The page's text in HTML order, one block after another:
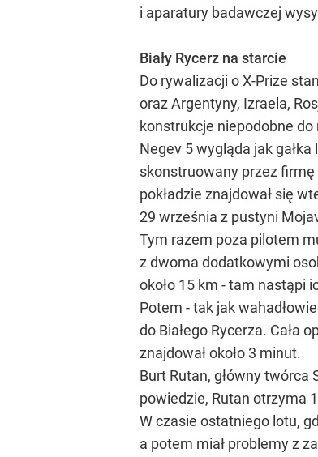
i aparatury badawczej
Biały Rycerz na starcie
Do rywalizacji o X-Prize
oraz Argentyny, Izraela,
konstrukcje niepodobne
Negev 5 wygląda jak
skonstruowany przez firmę
pokładzie znajdował się
29 września z pustyni
Tym razem poza pilotem
z dwoma dodatkowymi
około 15 km - tam nastąpi
Potem - tak jak
do Białego Rycerza. Cała
znajdował około 3 minut.
Burt Rutan, główny
powiedzie, Rutan otrzyma
W czasie ostatniego lotu,
a potem miał problemy z